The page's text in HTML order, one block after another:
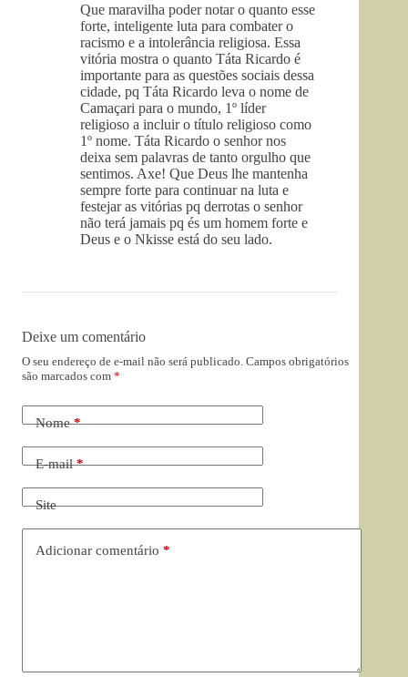
Que maravilha poder notar o quanto esse
forte, inteligente luta para combater o
racismo e a intolerância religiosa. Essa
vitória mostra o quanto Táta Ricardo é
importante para as questões sociais dessa
cidade, pq Táta Ricardo leva o nome de
Camaçari para o mundo, 1º líder
religioso a incluir o título religioso como
1º nome. Táta Ricardo o senhor nos
deixa sem palavras de tanto orgulho que
sentimos. Axe! Que Deus lhe mantenha
sempre forte para continuar na luta e
festejar as vitórias pq derrotas o senhor
não terá jamais pq és um homem forte e
Deus e o Nkisse está do seu lado.
Deixe um comentário
O seu endereço de e-mail não será publicado. Campos obrigatórios
são marcados com *
Nome*
E-mail*
Site
Adicionar comentário *